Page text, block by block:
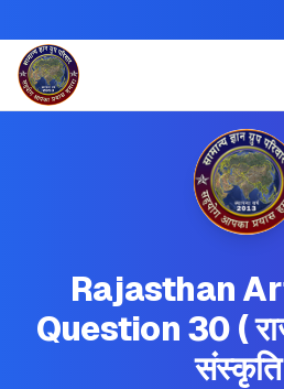
Rajasthan
Question 30 (